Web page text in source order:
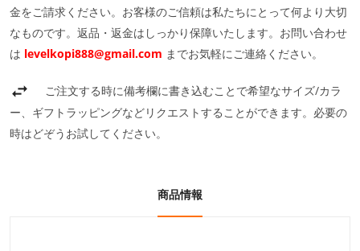
金をご請求ください。お客様のご信頼は私たちにとって何より大切
なものです。返品・返金はしっかり保障いたします。お問い合わせ
は levelkopi888@gmail.com までお気軽にご連絡ください。
ご注文する時に備考欄に書き込むことで希望なサイズ/カラ
ー、ギフトラッピングなどリクエストすることができます。必要の
時はどぞうお試してください。
商品情報